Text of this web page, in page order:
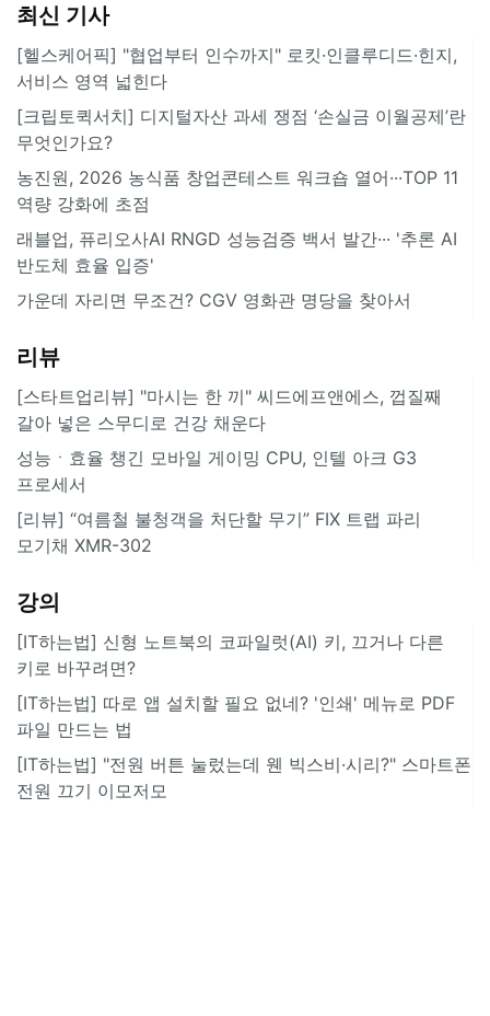
최신 기사
[헬스케어픽] "협업부터 인수까지" 로킷·인클루디드·힌지,
서비스 영역 넓힌다
[크립토퀵서치] 디지털자산 과세 쟁점 ‘손실금 이월공제’란
무엇인가요?
농진원, 2026 농식품 창업콘테스트 워크숍 열어···TOP 11
역량 강화에 초점
래블업, 퓨리오사AI RNGD 성능검증 백서 발간··· '추론 AI
반도체 효율 입증'
가운데 자리면 무조건? CGV 영화관 명당을 찾아서
리뷰
[스타트업리뷰] "마시는 한 끼" 씨드에프앤에스, 껍질째
갈아 넣은 스무디로 건강 채운다
성능ㆍ효율 챙긴 모바일 게이밍 CPU, 인텔 아크 G3
프로세서
[리뷰] “여름철 불청객을 처단할 무기” FIX 트랩 파리
모기채 XMR-302
강의
[IT하는법] 신형 노트북의 코파일럿(AI) 키, 끄거나 다른
키로 바꾸려면?
[IT하는법] 따로 앱 설치할 필요 없네? '인쇄' 메뉴로 PDF
파일 만드는 법
[IT하는법] "전원 버튼 눌렀는데 웬 빅스비·시리?" 스마트폰
전원 끄기 이모저모